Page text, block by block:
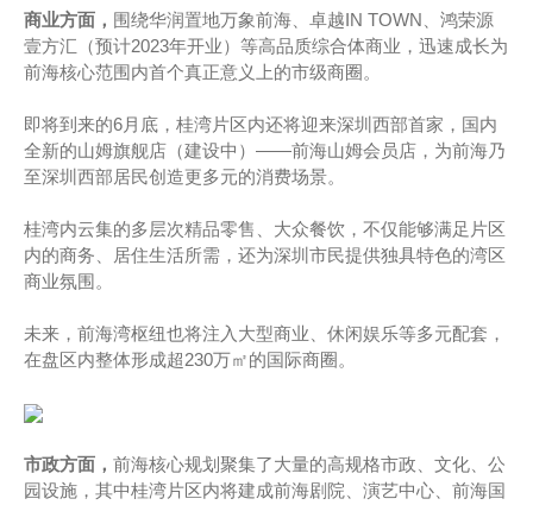
商业方面， 围绕华润置地万象前海、卓越IN TOWN、鸿荣源
壹方汇（预计2023年开业）等高品质综合体商业，迅速成长为
前海核心范围内首个真正意义上的市级商圈。
即将到来的6月底，桂湾片区内还将迎来深圳西部首家，国内
全新的山姆旗舰店（建设中）——前海山姆会员店，为前海乃
至深圳西部居民创造更多元的消费场景。
桂湾内云集的多层次精品零售、大众餐饮，不仅能够满足片区
内的商务、居住生活所需，还为深圳市民提供独具特色的湾区
商业氛围。
未来，前海湾枢纽也将注入大型商业、休闲娱乐等多元配套，
在盘区内整体形成超230万㎡的国际商圈。
市政方面， 前海核心规划聚集了大量的高规格市政、文化、公
园设施，其中桂湾片区内将建成前海剧院、演艺中心、前海国